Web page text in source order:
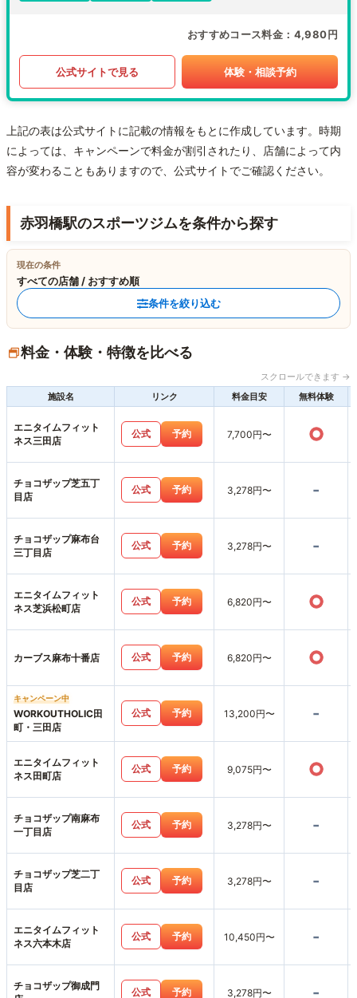
おすすめコース料金 4,980円
公式サイトで見る 体験・相談予約
上記の表は公式サイトに記載の情報をもとに作成しています。時期
によっては、キャンペーンで料金が割引されたり、店舗によって内
容が変わることもありますので、公式サイトでご確認ください。
赤羽橋駅のスポーツジムを条件から探す
現在の条件
すべての店舗 / おすすめ順
条件を絞り込む
料金・体験・特徴を比べる
スクロールできます →
施設名
リンク 料金目安 無料体験
エニタイムフィット
ネス三田店
公式 予約 7,700円〜 ○
チョコザップ芝五丁
目店
公式 予約 3,278円〜 -
チョコザップ麻布台
三丁目店
公式 予約 3,278円〜 -
エニタイムフィット
ネス芝浜松町店
公式 予約 6,820円〜 ○
カーブス麻布十番店 公式 予約 6,820円〜 ○
キャンペーン中
WORKOUTHOLIC田
町・三田店
公式 予約 13,200円〜 -
エニタイムフィット
ネス田町店
公式 予約 9,075円〜 ○
チョコザップ南麻布
一丁目店
公式 予約 3,278円〜 -
チョコザップ芝二丁
目店
公式 予約 3,278円〜 -
エニタイムフィット
ネス六本木店
公式 予約 10,450円〜 -
チョコザップ御成門
公式 予約 3,278円〜 -